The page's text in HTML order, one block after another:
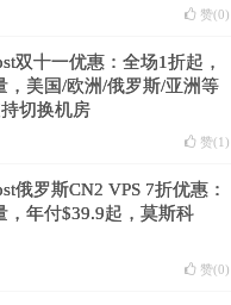
赞(0)
双十一优惠：全场1折起，
，美国/欧洲/俄罗斯/亚洲等
切换机房
赞(1 )
俄罗斯CN2 VPS 7折优惠：
，年付$39.9起，莫斯科
赞(0)